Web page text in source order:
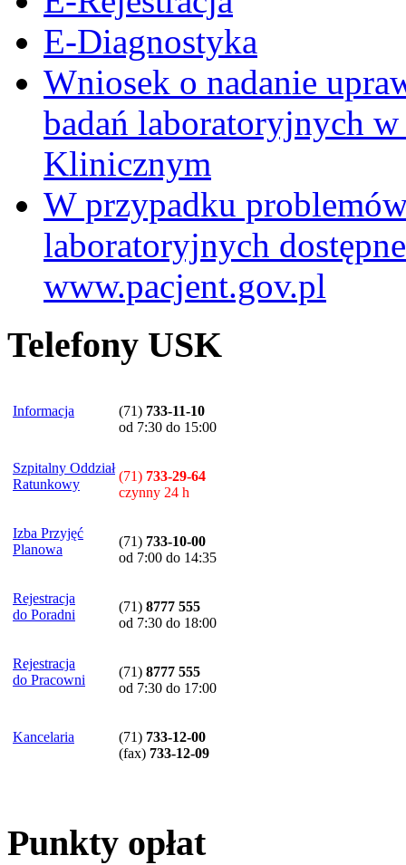
E-Diagnostyka
Wniosek o nadanie
badań laboratoryjnych
Klinicznym
W przypadku
laboratoryjnych
www.pacjent.gov.pl
Telefony USK
Informacja (71) 733-11-10
od 7:30 do 15:00
Szpitalny Oddział
Ratunkowy
(71) 733-29-64
czynny 24 h
Izba Przyjęć
Planowa
(71) 733-10-00
od 7:00 do 14:35
Rejestracja
do Poradni
(71) 8777 555
od 7:30 do 18:00
Rejestracja
do Pracowni
(71) 8777 555
od 7:30 do 17:00
Kancelaria (71) 733-12-00
(fax) 733-12-09
Punkty opłat